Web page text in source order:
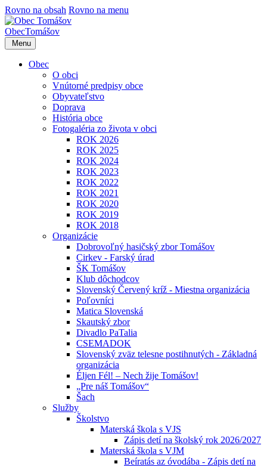
Rovno na obsah Rovno na menu
ObecTomášov
Menu
Obec
O obci
Vnútorné predpisy obce
Obyvateľstvo
Doprava
História obce
Fotogaléria zo života v obci
ROK 2026
ROK 2025
ROK 2024
ROK 2023
ROK 2022
ROK 2021
ROK 2020
ROK 2019
ROK 2018
Organizácie
Dobrovoľný hasičský zbor Tomášov
Cirkev - Farský úrad
ŠK Tomášov
Klub dôchodcov
Slovenský Červený kríž - Miestna organizácia
Poľovníci
Matica Slovenská
Skautský zbor
Divadlo PaTalia
CSEMADOK
Slovenský zväz telesne postihnutých - Základná
organizácia
Éljen Fél! – Nech žije Tomášov!
„Pre náš Tomášov“
Šach
Služby
Školstvo
Materská škola s VJS
Zápis detí na školský rok 2026/2027
Materská škola s VJM
Beíratás az óvodába - Zápis detí na